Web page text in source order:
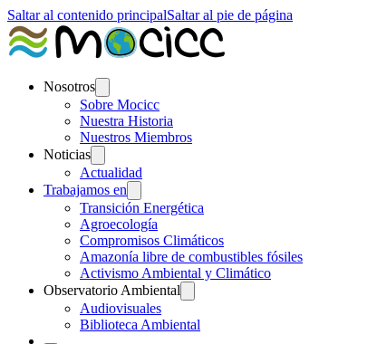
Saltar al contenido principalSaltar al pie de página
Nosotros
Sobre Mocicc
Nuestra Historia
Nuestros Miembros
Noticias
Actualidad
Trabajamos en
Transición Energética
Agroecología
Compromisos Climáticos
Amazonía libre de combustibles fósiles
Activismo Ambiental y Climático
Observatorio Ambiental
Audiovisuales
Biblioteca Ambiental